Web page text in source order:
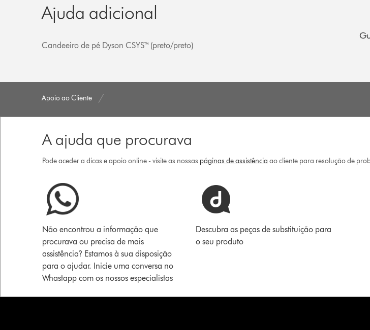
Ajuda adicional
Candeeiro de pé Dyson CSYS™ (preto/​preto)
Apoio ao Cliente
A ajuda que procurava
Pode aceder a dicas e apoio online - visite as nossas páginas de assistência ao cliente para resolução de
Não encontrou a informação que
procurava ou precisa de mais
assistência? Estamos à sua disposição
para o ajudar. Inicie uma conversa no
Whastapp com os nossos especialistas
Descubra as peças de substituição para
o seu produto